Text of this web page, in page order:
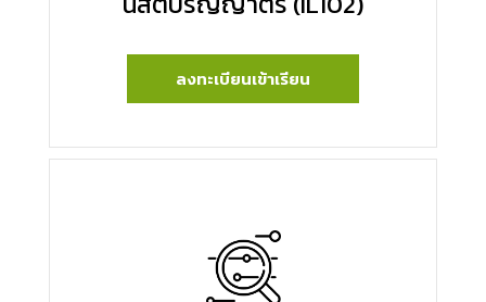
ลงทะเบียนเข้าเรียน